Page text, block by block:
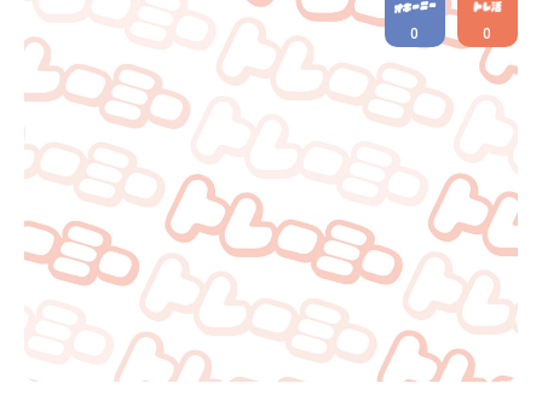
0 0